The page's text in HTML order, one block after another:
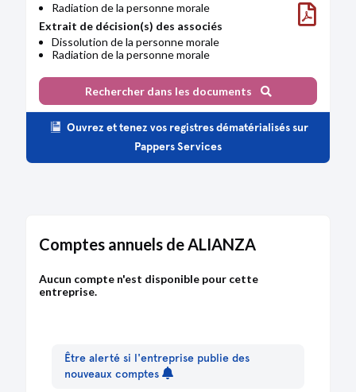
Radiation de la personne morale
Extrait de décision(s) des associés
Dissolution de la personne morale
Radiation de la personne morale
Attestation de dépôt des fonds
Constitution d'une société commerciale par
création
Extrait de procès-verbal du conseil
création
Constitution d'une société commerciale par
création
05/02/2021Rechercher dans les documents
Ouvrez et tenez vos registres dématérialisés sur
Pappers Services
Comptes annuels de ALIANZA
Aucun compte n'est disponible pour cette
entreprise.
Être alerté si l'entreprise publie des
nouveaux comptes